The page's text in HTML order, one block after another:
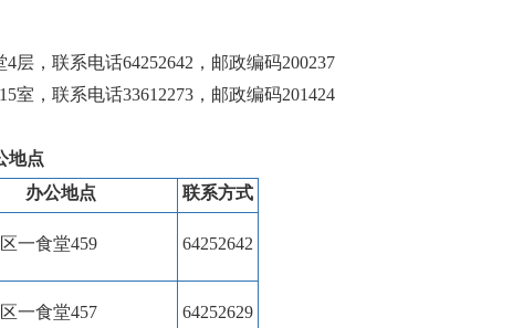
4层，联系电话64252642 ，邮政编码200237
室，联系电话33612273 ，邮政编码201424
地点
办公地点 联系方式
一食堂459
64252642
一食堂457
64252629